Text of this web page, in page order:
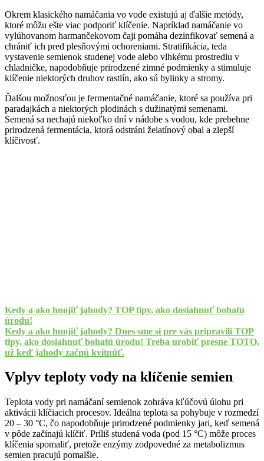
Okrem klasického namáčania vo vode existujú aj ďalšie metódy,
ktoré môžu ešte viac podporiť klíčenie. Napríklad namáčanie vo
vylúhovanom harmančekovom čaji pomáha dezinfikovať semená a
chrániť ich pred plesňovými ochoreniami. Stratifikácia, teda
vystavenie semienok studenej vode alebo vlhkému prostrediu v
chladničke, napodobňuje prirodzené zimné podmienky a stimuluje
klíčenie niektorých druhov rastlín, ako sú bylinky a stromy.
Ďalšou možnosťou je fermentačné namáčanie, ktoré sa používa pri
paradajkách a niektorých plodinách s dužinatými semenami.
Semená sa nechajú niekoľko dní v nádobe s vodou, kde prebehne
prirodzená fermentácia, ktorá odstráni želatínový obal a zlepší
klíčivosť.
Kedy a ako hnojiť jahody? TOP tipy, ako dosiahnuť bohatú
úrodu!
Kedy a ako hnojiť jahody? Dnes sme si pre vás pripravili TOP
tipy, ako dosiahnuť bohatú úrodu! Treba urobiť presne TOTO,
už keď jahody začnú kvitnúť.
Vplyv teploty vody na klíčenie semien
Teplota vody pri namáčaní semienok zohráva kľúčovú úlohu pri
aktivácii klíčiacich procesov. Ideálna teplota sa pohybuje v rozmedzí
20 – 30 °C, čo napodobňuje prirodzené podmienky jari, keď semená
v pôde začínajú klíčiť. Príliš studená voda (pod 15 °C) môže proces
klíčenia spomaliť, pretože enzýmy zodpovedné za metabolizmus
semien pracujú pomalšie.